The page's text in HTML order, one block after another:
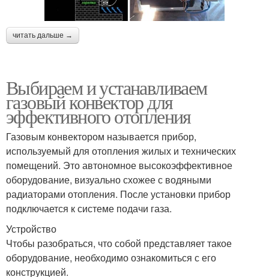
читать дальше →
Выбираем и устанавливаем
газовый конвектор для
эффективного отопления
Газовым конвектором называется прибор,
используемый для отопления жилых и технических
помещений. Это автономное высокоэффективное
оборудование, визуально схожее с водяными
радиаторами отопления. После установки прибор
подключается к системе подачи газа.
Устройство
Чтобы разобраться, что собой представляет такое
оборудование, необходимо ознакомиться с его
конструкцией.